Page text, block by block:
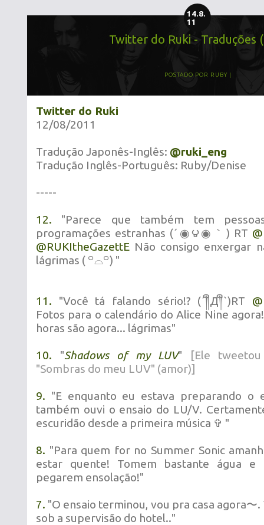
14.8.
11
Twitter do Ruki - Traduções
POSTADO POR RUBY
Twitter do Ruki
12/08/2011
Tradução Japonês-Inglês: @ruki_eng
Tradução Inglês-Português: Ruby/Denise
-----
12. "Parece que também tem
programações estranhas (´◉౪◉｀) RT @
@RUKItheGazettE Não consigo enxergar
lágrimas ( ꒪⌓꒪) "
11. "Você tá falando sério!? (´༎ຶД༎ຶ`)RT @
Fotos para o calendário do Alice Nine
horas são agora... lágrimas"
10. "Shadows of my LUV"
[Ele
"Sombras do meu LUV" (amor)]
9. "E enquanto eu estava preparando o
também ouvi o ensaio do LU/V.
escuridão desde a primeira música ✞ "
8. "Para quem for no Summer Sonic
estar quente! Tomem bastante água e
pegarem ensolação!"
7. "O ensaio terminou, vou pra casa agora〜
sob a supervisão do hotel.."